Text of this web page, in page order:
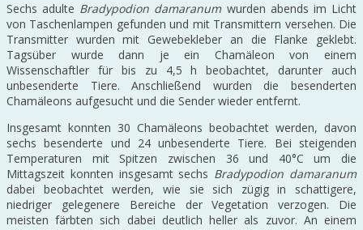
Sechs adulte Bradypodion damaranumwurden abends im Licht
von Taschenlampen gefunden und mit Transmittern versehen. Die
Transmitter wurden mit Gewebekleber an die Flanke geklebt.
Tagsüber wurde dann je ein Chamäleon von einem
Wissenschaftler für bis zu 4,5 h beobachtet, darunter auch
unbesenderte Tiere. Anschließend wurden die besenderten
Chamäleons aufgesucht und die Sender wieder entfernt.
Insgesamt konnten 30 Chamäleons beobachtet werden, davon
sechs besenderte und 24 unbesenderte Tiere. Bei steigenden
Temperaturen mit Spitzen zwischen 36 und 40°C um die
Mittagszeit konnten insgesamt sechs Bradypodion damaranum
dabei beobachtet werden, wie sie sich zügig in schattigere,
niedriger gelegenere Bereiche der Vegetation verzogen. Die
meisten färbten sich dabei deutlich heller als zuvor. An einem